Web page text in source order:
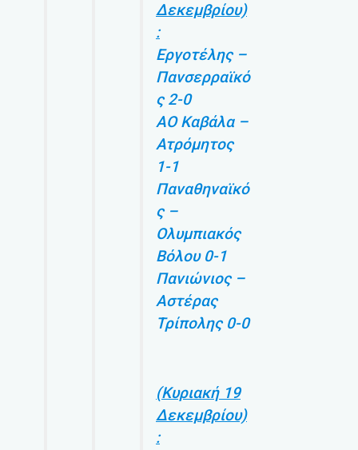
Δεκεμβρίου)
:
Εργοτέλης –
Πανσερραϊκό
ς 2-0
ΑΟ Καβάλα –
Ατρόμητος
1-1
Παναθηναϊκό
ς –
Ολυμπιακός
Βόλου 0-1
Πανιώνιος –
Αστέρας
Τρίπολης 0-0
(Κυριακή 19
Δεκεμβρίου)
: